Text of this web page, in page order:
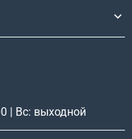
| Вс: выходной